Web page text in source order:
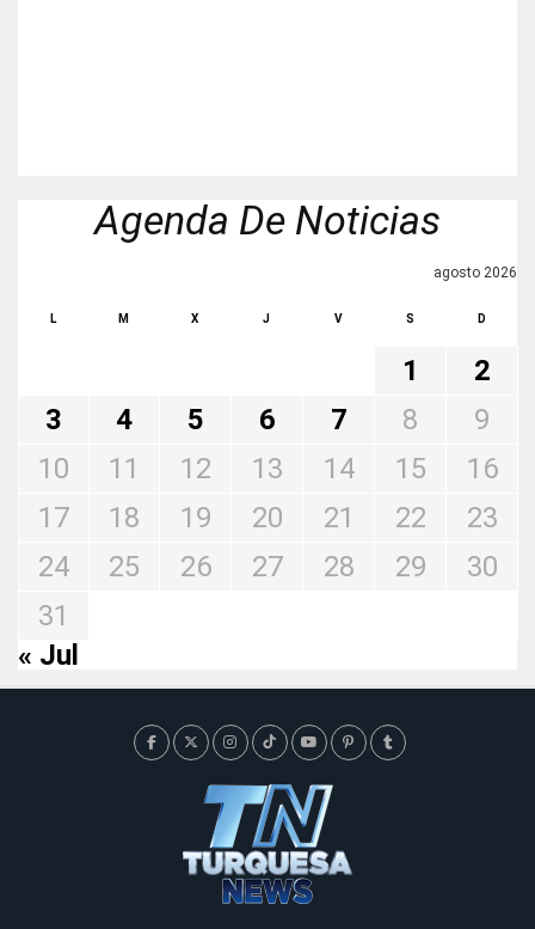
Agenda De Noticias
agosto 2026
L M X J V S D
1
2
3
4 5 6 7 8
9
10
11 12 13 14 15
16
17
18 19 20 21 22
23
24
25 26 27 28 29
30
31
« Jul